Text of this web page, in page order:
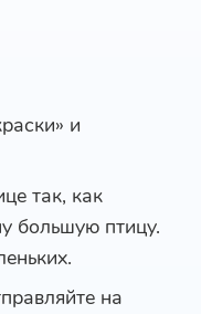
и
так, как
большую птицу.
на